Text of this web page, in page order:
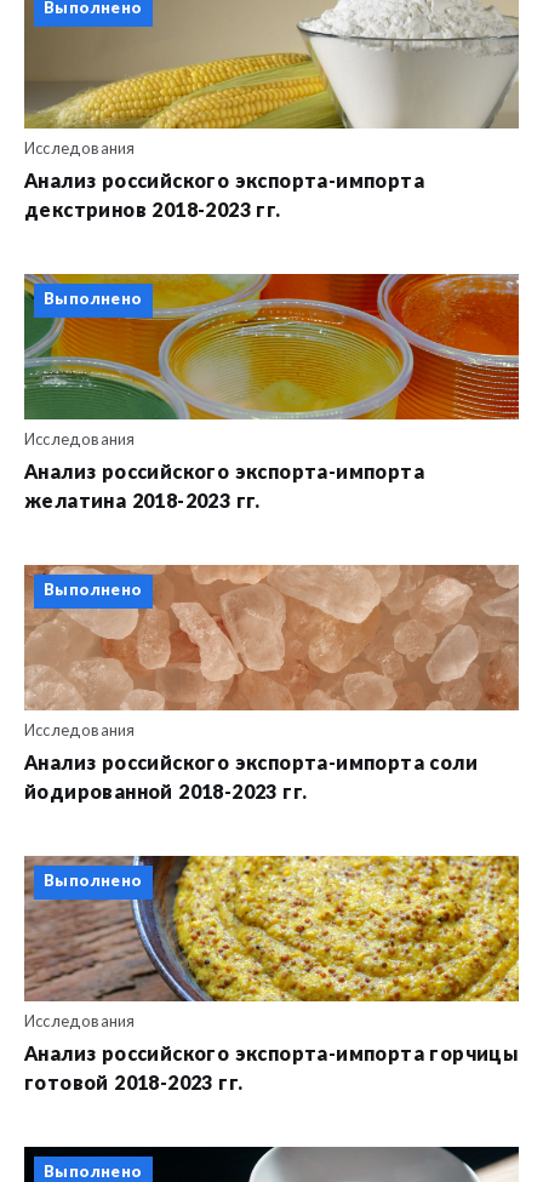
Выполнено
Исследования
Анализ российского экспорта-импорта
декстринов 2018-2023 гг.
Выполнено
Исследования
Анализ российского экспорта-импорта
желатина 2018-2023 гг.
Выполнено
Исследования
Анализ российского экспорта-импорта соли
йодированной 2018-2023 гг.
Выполнено
Исследования
Анализ российского экспорта-импорта горчицы
готовой 2018-2023 гг.
Выполнено